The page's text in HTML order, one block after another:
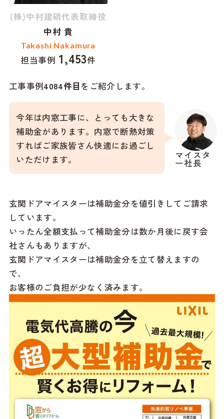
(株)中村建硝代表取締役
中村 貴
Takashi Nakamura
担当事例 1,453件
工事事例4084件目をご紹介します。
マイスタ
ー社長
今年は内窓工事に、とっても大きな
補助金があります。内窓で断熱対策
すればご家族皆さん快適にお過ごし
いただけます。
玄関ドアマイスターは補助金分を値引きしてご請求
しています。
いったん全額支払って補助金分は数か月後に戻す会
社さんもありますが、
玄関ドアマイスターは補助金分を立て替えますの
で、
お客様のご負担が少なく済みます。